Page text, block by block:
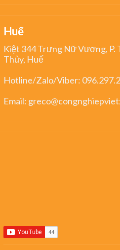
Huế
Kiệt 344 Trưng Nữ Vương,
Thủy, Huế
Hotline/Zalo/Viber:
Email: